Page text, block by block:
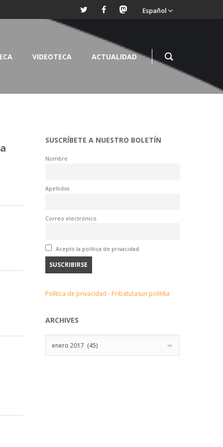
Español
VIDEOTECA ACTUALIDAD
SUSCRÍBETE A NUESTRO BOLETÍN
Nombre
Apellidos
Correo electrónico
Acepto la política de privacidad
Política de privacidad - Pribatutasun politika
ARCHIVES
enero 2017 (45)